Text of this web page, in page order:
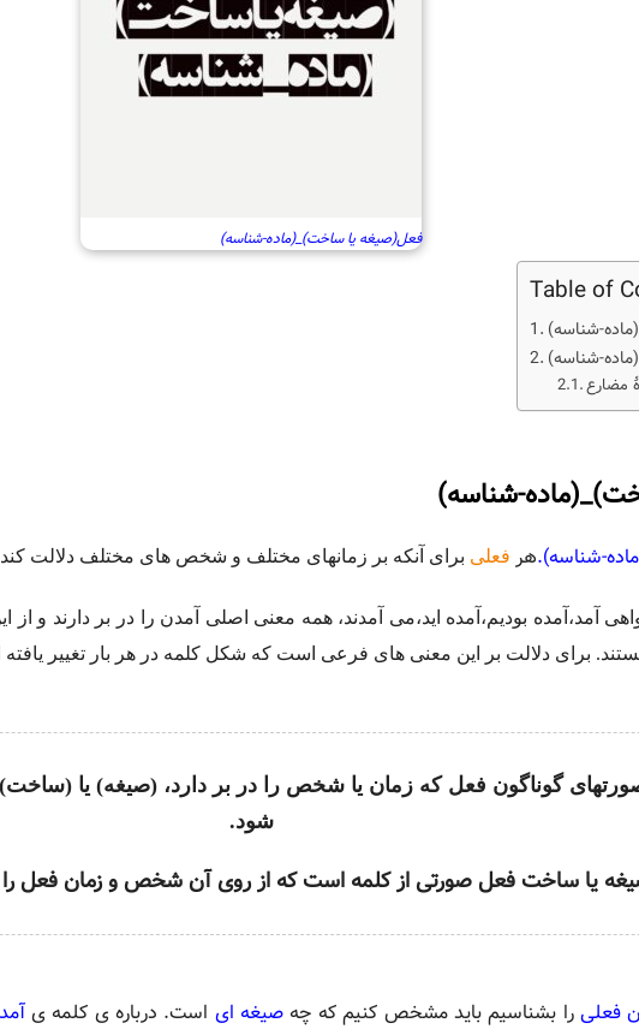
فعل(صیغه یا ساخت)_(ماده-شناسه)
Table of
شناسه)
شناسه)
مضارع
شناسه)
شناسه).هر فعلی برای آنکه بر زمانهای مختلف و شخص های مختلف دلالت
آمد،آمده بودیم،آمده اید،می آمدند، همه معنی اصلی آمدن را در بر دارند و
برای دلالت بر این معنی های فرعی است که شکل کلمه در هر بار تغییر
گوناگون فعل که زمان یا شخص را در بر دارد، (صیغه) یا
شود.
یا ساخت فعل صورتی از کلمه است که از روی آن شخص و زمان فعل
فعلی را بشناسیم باید مشخص کنیم که چه صیغه ای است. درباره ی کلمه ی